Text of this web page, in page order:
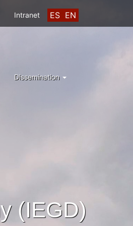
ES EN
Intranet
Dissemination
(IEGD)